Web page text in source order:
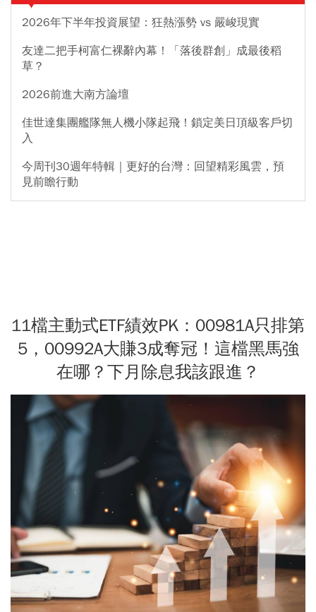
2026年下半年投資展望：狂熱漲勢 vs 嚴峻現實
友達二把手柯富仁裸辭內幕！「落後群創」成最後稻
草？
2026前進大南方論壇
佳世達集團艦隊無人機小隊起飛！鎖定美日頂級客戶切
入
今周刊30週年特輯｜更好的台灣：回望精彩風雲，預
見前瞻行動
11檔主動式ETF績效PK：00981A只排第
5，00992A大賺3成奪冠！這檔黑馬強
在哪？下月除息我該跟進？